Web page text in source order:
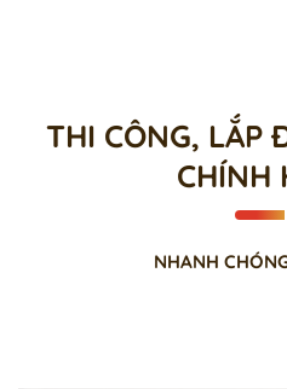
THI CÔNG, LẮP
CHÍNH
NHANH